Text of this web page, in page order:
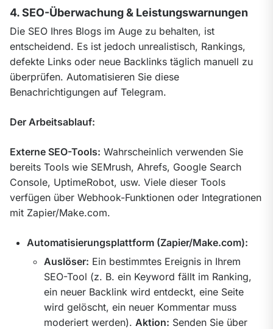
4. SEO-Überwachung & Leistungswarnungen
Die SEO Ihres Blogs im Auge zu behalten, ist
entscheidend. Es ist jedoch unrealistisch, Rankings,
defekte Links oder neue Backlinks täglich manuell zu
überprüfen. Automatisieren Sie diese
Benachrichtigungen auf Telegram.
Der Arbeitsablauf:
Externe SEO-Tools: Wahrscheinlich verwenden Sie
bereits Tools wie SEMrush, Ahrefs, Google Search
Console, UptimeRobot, usw. Viele dieser Tools
verfügen über Webhook-Funktionen oder Integrationen
mit Zapier/Make.com.
Automatisierungsplattform (Zapier/Make.com):
Auslöser: Ein bestimmtes Ereignis in Ihrem
SEO-Tool (z. B. ein Keyword fällt im Ranking,
ein neuer Backlink wird entdeckt, eine Seite
wird gelöscht, ein neuer Kommentar muss
moderiert werden). Aktion: Senden Sie über